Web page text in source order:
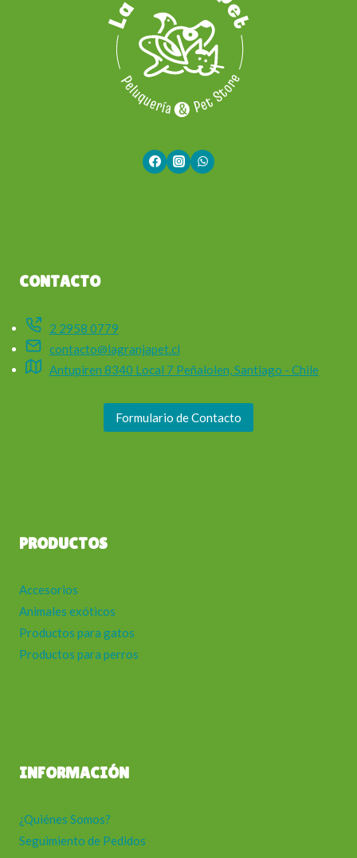
CONTACTO
2 2958 0779
contacto@lagranjapet.cl
Antupiren 8340 Local 7 Peñalolen, Santiago - Chile
Formulario de Contacto
PRODUCTOS
Accesorios
Animales exóticos
Productos para gatos
Productos para perros
INFORMACIÓN
¿Quiénes Somos?
Seguimiento de Pedidos